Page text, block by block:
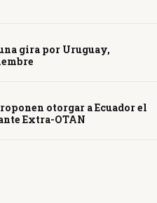
gira por Uruguay,
otorgar a Ecuador el
Extra-OTAN